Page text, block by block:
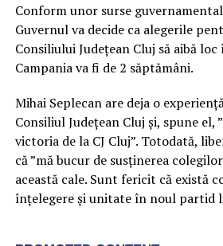
Conform unor surse
Guvernul va decide ca alegerile
Consiliului Județean Cluj să aibă
Campania va fi de 2 săptămâni.
Mihai Seplecan are deja o
Consiliul Județean Cluj și, spune el,
victoria de la CJ Cluj”. Totodată,
că ”mă bucur de susținerea
această cale. Sunt fericit că există
înțelegere și unitate în noul partid